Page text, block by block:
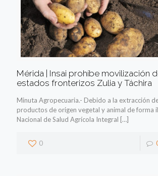
Mérida | Insai prohíbe movilización
estados fronterizos Zulia y Táchira
Minuta Agropecuaria.- Debido a la extracción
productos de origen vegetal y animal de forma
Nacional de Salud Agrícola Integral […]
0